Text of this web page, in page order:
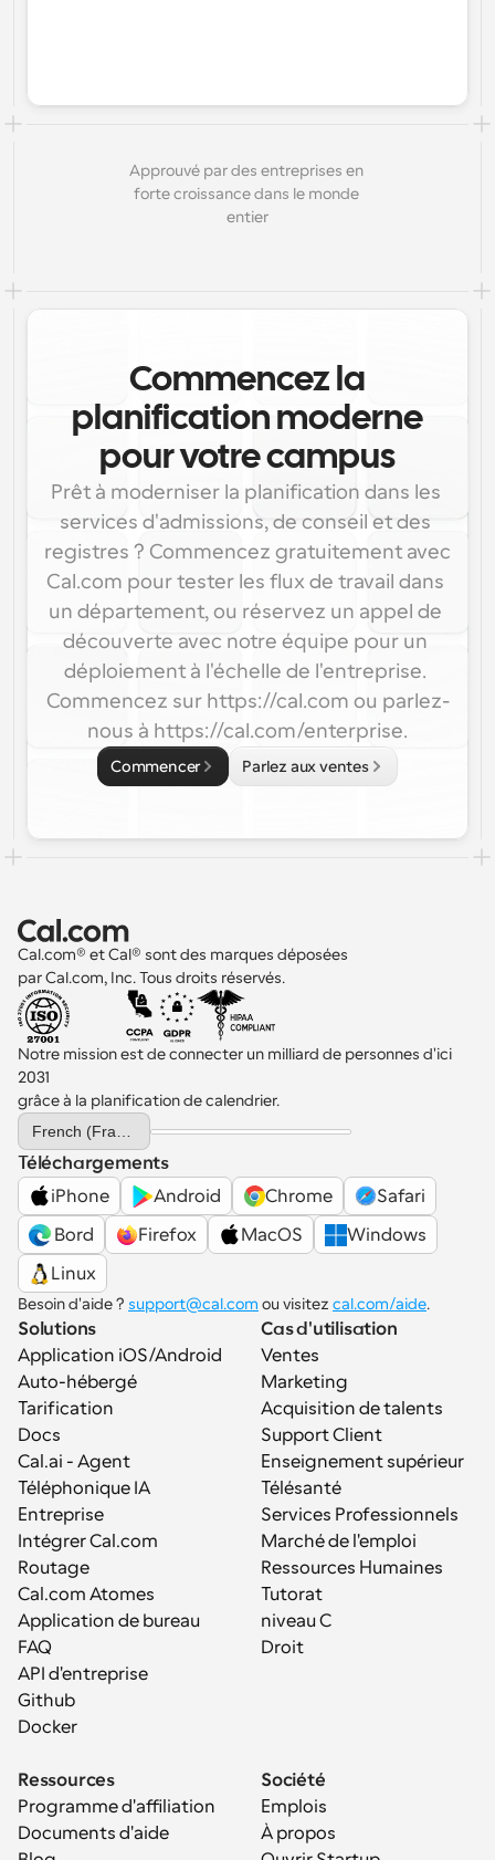
Approuvé par des entreprises en
forte croissance dans le monde
entier
Commencez la
planification moderne
pour votre campus
Prêt à moderniser la planification dans les
services d'admissions, de conseil et des
registres ? Commencez gratuitement avec
Cal.com pour tester les flux de travail dans
un département, ou réservez un appel de
découverte avec notre équipe pour un
déploiement à l'échelle de l'entreprise.
Commencez sur https://cal.com ou parlez-
nous à https://cal.com/enterprise.
Commencer Parlez aux ventes
Cal.com® et Cal® sont des marques déposées
par Cal.com, Inc. Tous droits réservés.
Notre mission est de connecter un milliard de personnes d'ici
2031
grâce à la planification de calendrier.
Select Language
Téléchargements
iPhone
Android Chrome
Safari
Bord
Firefox MacOS
Windows
Linux
Besoin d'aide ? support@cal.com ou visitez cal.com/aide.
Solutions
Application iOS/Android
Auto-hébergé
Tarification
Docs
Cal.ai - Agent
Téléphonique IA
Entreprise
Intégrer Cal.com
Routage
Cal.com Atomes
Application de bureau
FAQ
API d'entreprise
Github
Docker
Cas d'utilisation
Ventes
Marketing
Acquisition de talents
Support Client
Enseignement supérieur
Télésanté
Services Professionnels
Marché de l'emploi
Ressources Humaines
Tutorat
niveau C
Droit
Ressources
Programme d'affiliation
Documents d'aide
Société
Emplois
À propos